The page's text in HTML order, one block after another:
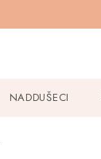
NADDUŠECI